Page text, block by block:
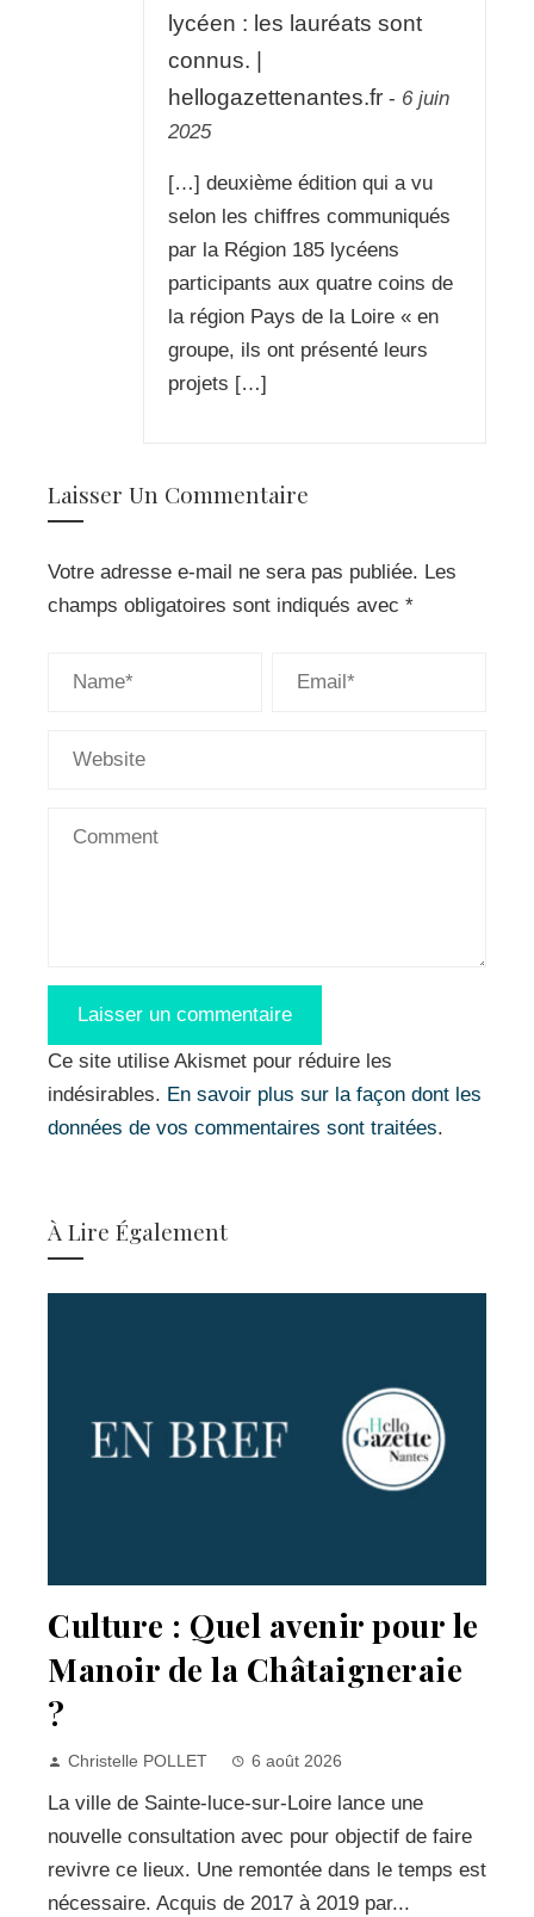
lycéen : les lauréats sont
connus. |
hellogazettenantes.fr - 6 juin
2025
[…] deuxième édition qui a vu
selon les chiffres communiqués
par la Région 185 lycéens
participants aux quatre coins de
la région Pays de la Loire « en
groupe, ils ont présenté leurs
projets […]
Laisser Un Commentaire
Votre adresse e-mail ne sera pas publiée. Les
champs obligatoires sont indiqués avec *
Ce site utilise Akismet pour réduire les
indésirables. En savoir plus sur la façon dont les
données de vos commentaires sont traitées.
À Lire Également
Culture : Quel avenir pour le
Manoir de la Châtaigneraie
?
Christelle POLLET 6 août 2026
La ville de Sainte-luce-sur-Loire lance une
nouvelle consultation avec pour objectif de faire
revivre ce lieux. Une remontée dans le temps est
nécessaire. Acquis de 2017 à 2019 par...